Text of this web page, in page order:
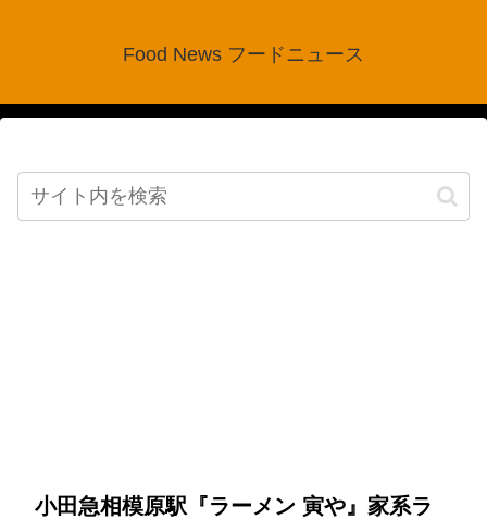
Food News フードニュース
小田急相模原駅『ラーメン 寅や』家系ラ